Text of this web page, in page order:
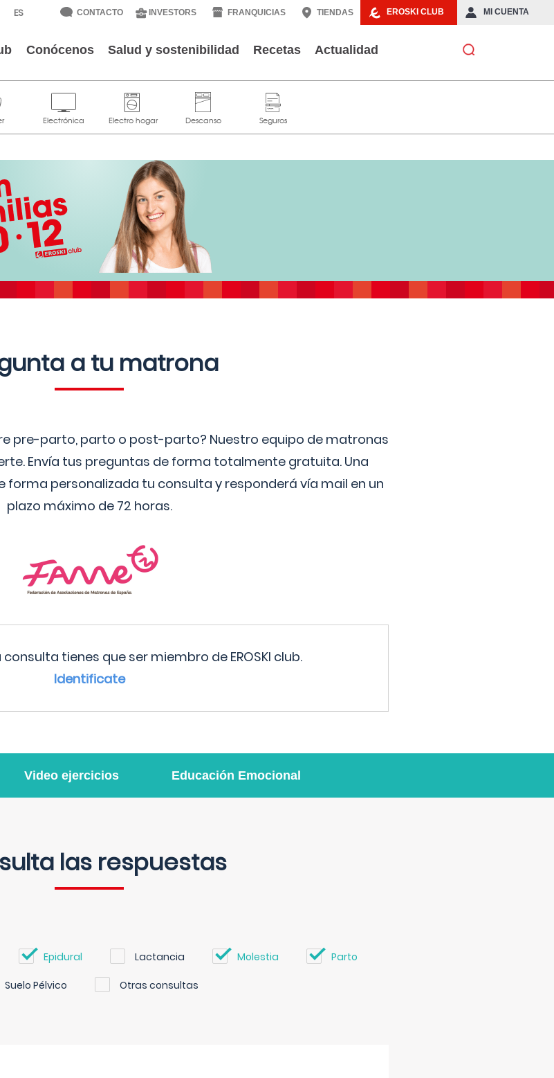
EROSKI CLUB MI CUENTA
CONTACTO INVESTORS FRANQUICIAS TIENDAS
Conócenos Salud y sostenibilidad Recetas Actualidad
a tu matrona
pre-parto, parto o post-parto? Nuestro equipo de matronas
Envía tus preguntas de forma totalmente gratuita. Una
personalizada tu consulta y responderá vía mail en un
plazo máximo de 72 horas.
tienes que ser miembro de EROSKI club.
Identificate
Video ejercicios Educación Emocional
las respuestas
Epidural Lactancia Molestia Parto
Suelo Pélvico Otras consultas